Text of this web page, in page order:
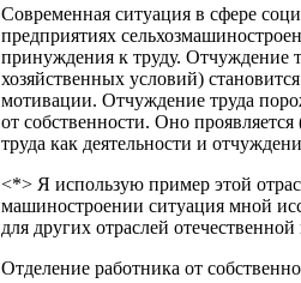
Современная ситуация в сфере
предприятиях
принуждения к труду. Отчуждение
хозяйственных условий)
мотивации. Отчуждение труда
от собственности. Оно
труда как деятельности и
<*> Я использую пример этой
машиностроении ситуация мной
для других отраслей
Отделение работника от